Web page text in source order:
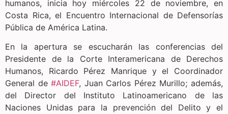
humanos, inicia hoy miércoles 22 de noviembre, en
Costa Rica, el Encuentro Internacional de Defensorías
Pública de América Latina.
En la apertura se escucharán las conferencias del
Presidente de la Corte Interamericana de Derechos
Humanos, Ricardo Pérez Manrique y el Coordinador
General de#AIDEF, Juan Carlos Pérez Murillo; además,
del Director del Instituto Latinoamericano de las
Naciones Unidas para la prevención del Delito y el